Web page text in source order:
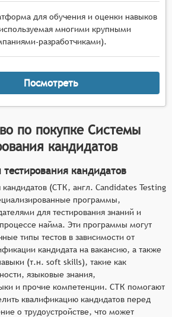
для обучения и оценки навыков
многими крупными
разработчиками).
Посмотреть
по покупке Системы
кандидатов
кандидатов
(СТК, англ. Candidates Testing
программы,
для тестирования знаний и
найма. Эти программы могут
типы тестов в зависимости от
кандидата на вакансию, а также
(т.н. soft skills), такие как
языковые знания,
и прочие компетенции. СТК помогают
квалификацию кандидатов перед
о трудоустройстве, что может